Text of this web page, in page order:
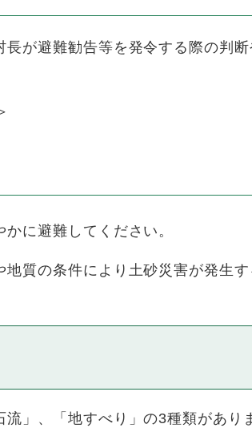
が避難勧告等を発令する際の判
に避難してください。
質の条件により土砂災害が発生
」、「地すべり」の3種類があり